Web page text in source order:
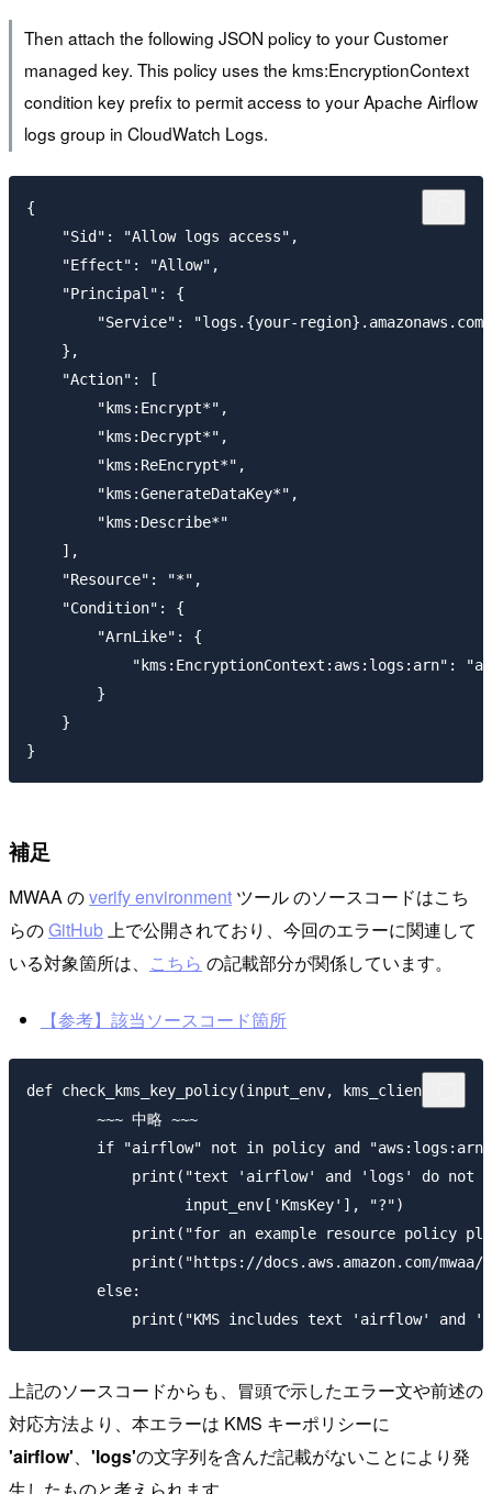
Then attach the following JSON policy to your Customer
managed key. This policy uses the kms:EncryptionContext
condition key prefix to permit access to your Apache Airflow
logs group in CloudWatch Logs.
{
    "Sid": "Allow logs access",
    "Effect": "Allow",
    "Principal": {
        "Service": "logs.{your-region}.amazonaws.com"
    },
    "Action": [
        "kms:Encrypt*",
        "kms:Decrypt*",
        "kms:ReEncrypt*",
        "kms:GenerateDataKey*",
        "kms:Describe*"
    ],
    "Resource": "*",
    "Condition": {
        "ArnLike": {
"kms:EncryptionContext:aws:logs:arn":
        }
    }
補足
MWAA のverify environment ツール のソースコードはこち
らのGitHub上で公開されており、今回のエラーに関連して
いる対象箇所は、 こちら の記載部分が関係しています。
【参考】該当ソースコード箇所
def check_kms_key_policy(input_env, kms_client):
        ~~~ 中略 ~~~
if "airflow" not in policy and
print("text 'airflow' and 'logs' do not
                  input_env['KmsKey'], "?")
print("for an example resource policy
print("https://docs.aws.amazon.com/
        else:
上記のソースコードからも、冒頭で示したエラー文や前述の
対応方法より、本エラーは KMS キーポリシーに
'airflow'、 'logs'の文字列を含んだ記載がないことにより発
生したものと考えられます。